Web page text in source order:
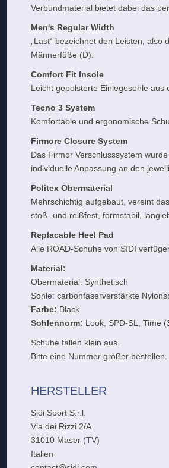
Verbundmaterial bietet dabei das
Men's Regular Width
„Last“ bezeichnet den Leisten,
Männerfüße (D).
Comfort Fit Insole
Leicht gepolsterte Einlegesohle
Tecno 3 System
Komfortable und ergonomische
Firmore Closure System
Das Firmor Verschlusssystem
individuelle Anpassung an den
Politex Obermaterial
Mehrschichtig aufgebaut, vereint
stoß- und reißfest, formstabil,
Replacable Heel Pad
Alle ROAD-Schuhe von SIDI
Material:
Obermaterial: Synthetisch
Sohle: carbonfaserverstärkte
Farbe: Black
Sohlennorm: Look, SPD-SL, Time
Schuhe fallen klein aus.
Bitte eine Nummer größer bestellen.
HERSTELLER
Sidi Sport S.r.l.
Via dei Rizzi 2/A
31010 Maser (TV)
Italien